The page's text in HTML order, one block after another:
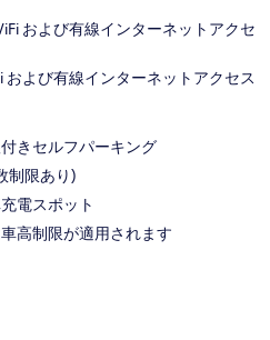
および有線インターネットアクセ
および有線インターネットアクセス
きセルフパーキング
制限あり)
電スポット
高制限が適用されます